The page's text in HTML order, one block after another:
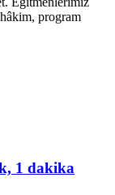
program
1 dakika